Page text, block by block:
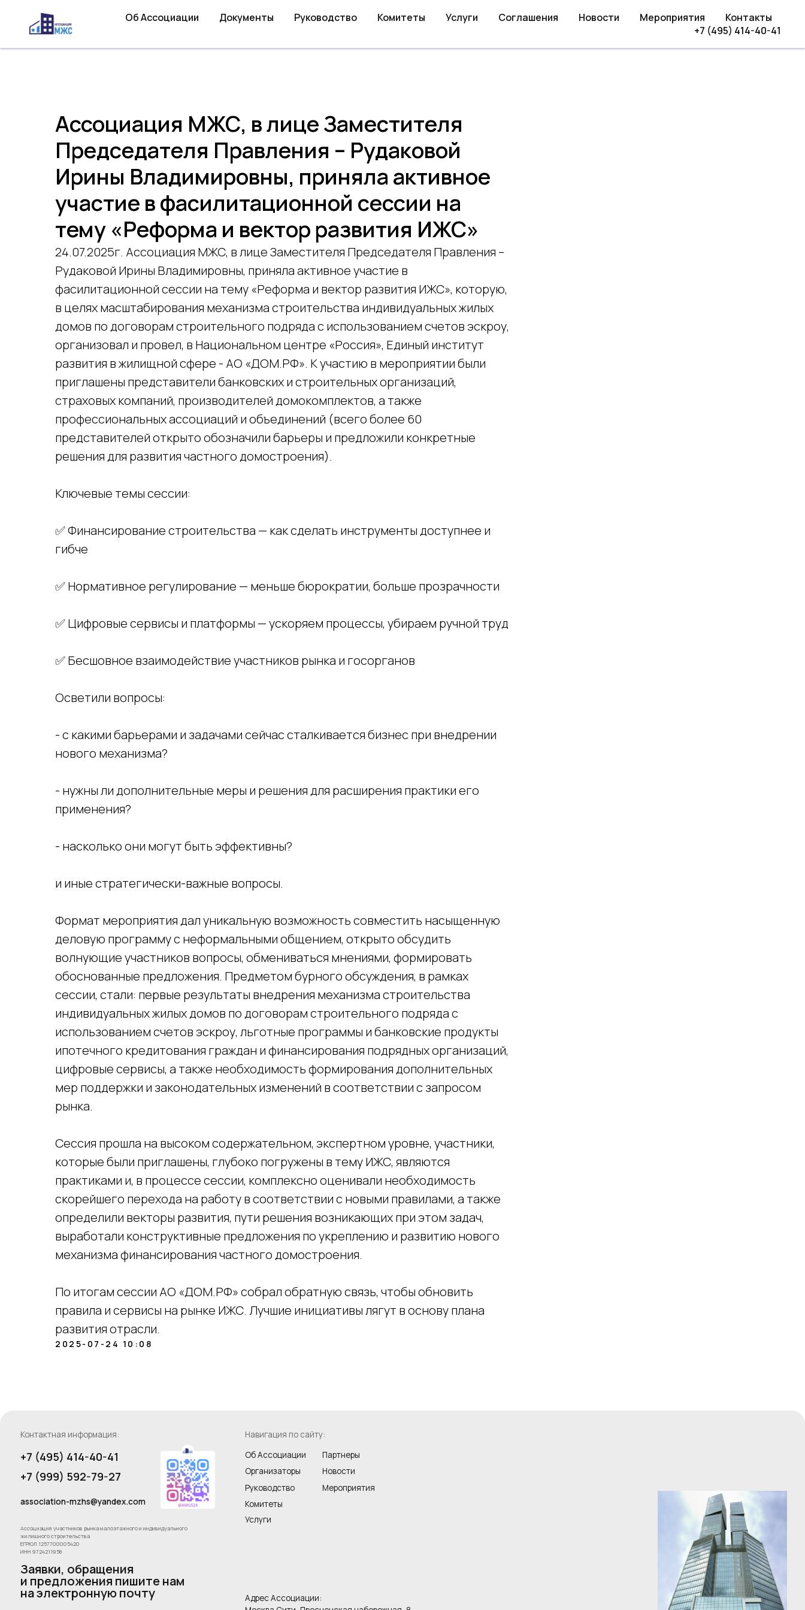
Об Ассоциации Документы Руководство Комитеты Услуги Соглашения Новости Мероприятия
Контакты
+7 (495) 414-40-41
Ассоциация МЖС, в лице Заместителя
Председателя Правления – Рудаковой
Ирины Владимировны, приняла активное
участие в фасилитационной сессии на
тему «Реформа и вектор развития ИЖС»
24.07.2025г. Ассоциация МЖС, в лице Заместителя Председателя Правления –
Рудаковой Ирины Владимировны, приняла активное участие в
фасилитационной сессии на тему «Реформа и вектор развития ИЖС», которую,
в целях масштабирования механизма строительства индивидуальных жилых
домов по договорам строительного подряда с использованием счетов эскроу,
организовал и провел, в Национальном центре «Россия», Единый институт
развития в жилищной сфере - АО «ДОМ.РФ». К участию в мероприятии были
приглашены представители банковских и строительных организаций,
страховых компаний, производителей домокомплектов, а также
профессиональных ассоциаций и объединений (всего более 60
представителей открыто обозначили барьеры и предложили конкретные
решения для развития частного домостроения).
Ключевые темы сессии:
✅ Финансирование строительства — как сделать инструменты доступнее и
гибче
✅ Нормативное регулирование — меньше бюрократии, больше прозрачности
✅ Цифровые сервисы и платформы — ускоряем процессы, убираем ручной труд
✅ Бесшовное взаимодействие участников рынка и госорганов
Осветили вопросы:
- с какими барьерами и задачами сейчас сталкивается бизнес при внедрении
нового механизма?
- нужны ли дополнительные меры и решения для расширения практики его
применения?
- насколько они могут быть эффективны?
и иные стратегически-важные вопросы.
Формат мероприятия дал уникальную возможность совместить насыщенную
деловую программу с неформальными общением, открыто обсудить
волнующие участников вопросы, обмениваться мнениями, формировать
обоснованные предложения. Предметом бурного обсуждения, в рамках
сессии, стали: первые результаты внедрения механизма строительства
индивидуальных жилых домов по договорам строительного подряда с
использованием счетов эскроу, льготные программы и банковские продукты
ипотечного кредитования граждан и финансирования подрядных организаций,
цифровые сервисы, а также необходимость формирования дополнительных
мер поддержки и законодательных изменений в соответствии с запросом
рынка.
Сессия прошла на высоком содержательном, экспертном уровне, участники,
которые были приглашены, глубоко погружены в тему ИЖС, являются
практиками и, в процессе сессии, комплексно оценивали необходимость
скорейшего перехода на работу в соответствии с новыми правилами, а также
определили векторы развития, пути решения возникающих при этом задач,
выработали конструктивные предложения по укреплению и развитию нового
механизма финансирования частного домостроения.
По итогам сессии АО «ДОМ.РФ» собрал обратную связь, чтобы обновить
правила и сервисы на рынке ИЖС. Лучшие инициативы лягут в основу плана
развития отрасли.
2025-07-24 10:08
Москва Сити, Пресненская набережная, 8,
Санкт Петербург, офис 193.
association-mzhs@yandex.com
Оставить обращение
+7 (495) 414-40-41
+7 (999) 592-79-27
Партнеры
Новости
Об Ассоциации
Организаторы
Пользовательское соглашение
Использование сайта означает согласие с Политикой конфиденциальности сайта